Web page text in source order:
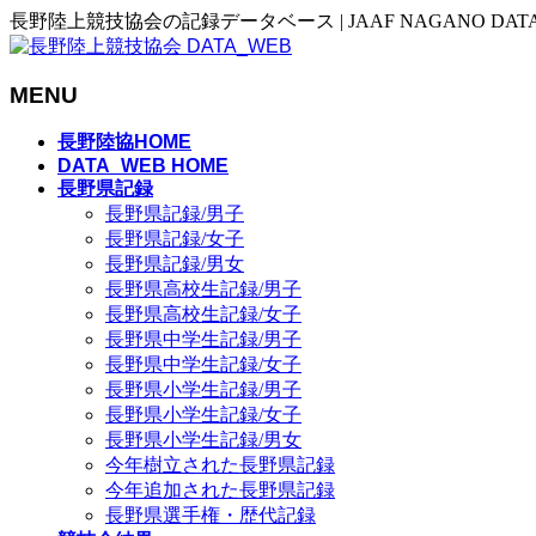
長野陸上競技協会の記録データベース | JAAF NAGANO
MENU
長野陸協HOME
DATA_WEB HOME
長野県記録
長野県記録/男子
長野県記録/女子
長野県記録/男女
長野県高校生記録/男子
長野県高校生記録/女子
長野県中学生記録/男子
長野県中学生記録/女子
長野県小学生記録/男子
長野県小学生記録/女子
長野県小学生記録/男女
今年樹立された長野県記録
今年追加された長野県記録
長野県選手権・歴代記録